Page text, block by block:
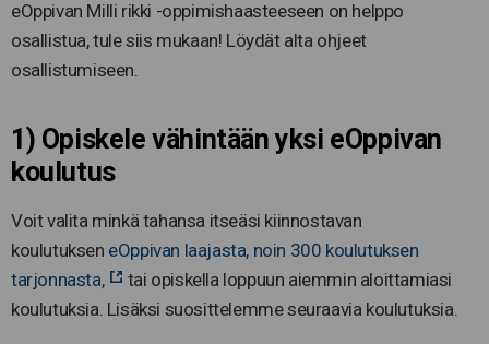
eOppivan Milli rikki -oppimishaasteeseen on helppo
osallistua, tule siis mukaan! Löydät alta ohjeet
osallistumiseen.
1) Opiskele vähintään yksi eOppivan
koulutus
Voit valita minkä tahansa itseäsi kiinnostavan
koulutuksen eOppivan laajasta, noin 300 koulutuksen
tarjonnasta,
tai opiskella loppuun aiemmin aloittamiasi
koulutuksia. Lisäksi suosittelemme seuraavia koulutuksia.